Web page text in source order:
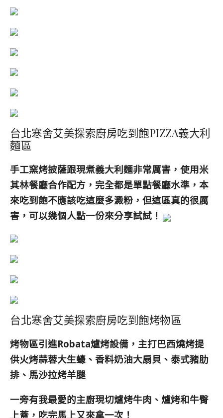
台北寒舍艾美探索廚房吃到飽PIZZA義大利
麵區
手工窯烤披薩跟現煮義大利麵非常厲害，使用米
其林餐廳合作配方，完全都是單點餐廳水準，本
來吃到飽不應該吃這麼多澱粉，但這區真的很厲
害，可以幾個人點一份來分享試試！
台北寒舍艾美探索廚房吃到飽烤物區
烤物區引進Robata爐烤設備，主打巴西燒烤提
供火烤蒜蓉大生蠔、香料奶油大扇貝、 泰式豬肋
排、 馬沙拉烤羊腿
一旁有我最愛的主廚現切爐烤牛肉、爐烤和牛臀
上蓋 ，吃完馬上又來拿一次！